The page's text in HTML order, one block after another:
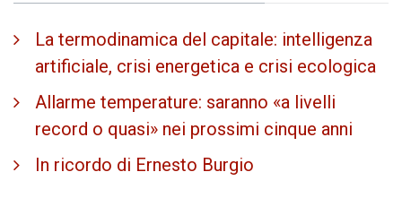
La termodinamica del capitale: intelligenza
artificiale, crisi energetica e crisi ecologica
Allarme temperature: saranno «a livelli
record o quasi» nei prossimi cinque anni
In ricordo di Ernesto Burgio